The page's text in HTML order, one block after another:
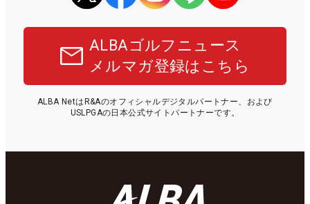
ALBAゴルフニュース
メルマガ登録はこちら
ALBA NetはR&Aのオフィシャルデジタルパートナー、および
USLPGAの日本公式サイトパートナーです。